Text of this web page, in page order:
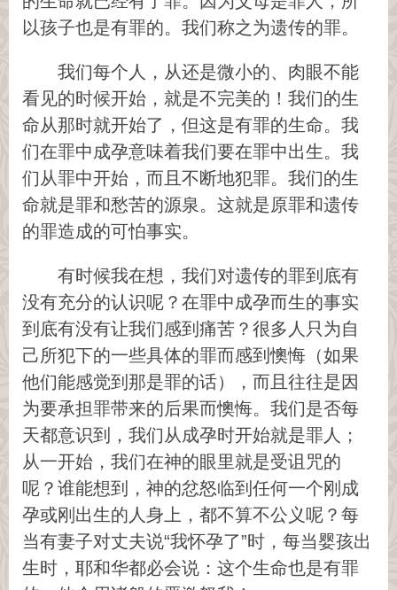
以孩子也是有罪的。我们称之为遗传的罪。
我们每个人，从还是微小的、肉眼不能
看见的时候开始，就是不完美的！我们的生
命从那时就开始了，但这是有罪的生命。我
们在罪中成孕意味着我们要在罪中出生。我
们从罪中开始，而且不断地犯罪。我们的生
命就是罪和愁苦的源泉。这就是原罪和遗传
的罪造成的可怕事实。
有时候我在想，我们对遗传的罪到底有
没有充分的认识呢？在罪中成孕而生的事实
到底有没有让我们感到痛苦？很多人只为自
己所犯下的一些具体的罪而感到懊悔（如果
他们能感觉到那是罪的话），而且往往是因
为要承担罪带来的后果而懊悔。我们是否每
天都意识到，我们从成孕时开始就是罪人；
从一开始，我们在神的眼里就是受诅咒的
呢？谁能想到，神的忿怒临到任何一个刚成
孕或刚出生的人身上，都不算不公义呢？每
当有妻子对丈夫说“我怀孕了”时，每当婴孩出
生时，耶和华都必会说：这个生命也是有罪